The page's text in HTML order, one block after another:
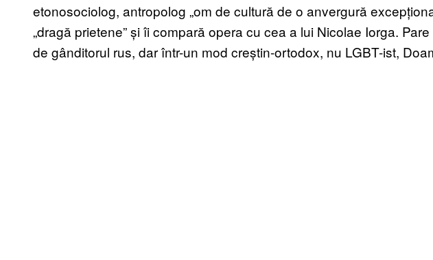
etonosociolog, antropolog „om de cultură de o anvergură
„dragă prietene” și îi compară opera cu cea a lui Nicolae Iorga.
de gânditorul rus, dar într-un mod creștin-ortodox, nu LGBT-ist,